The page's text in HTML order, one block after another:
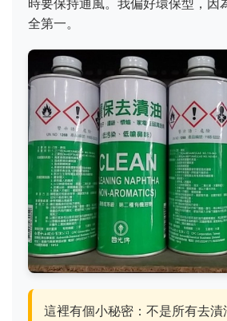
時要保持通風。我偏好環保型，因
全第一。
這裡有個小秘密：不是所有去